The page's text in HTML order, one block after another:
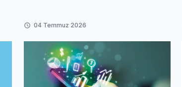
04 Temmuz 2026